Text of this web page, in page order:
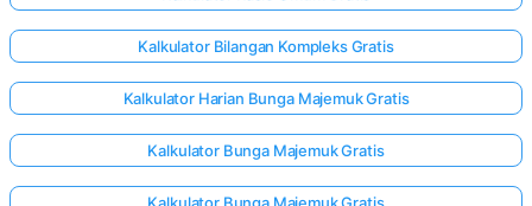
Kalkulator Bilangan Kompleks Gratis
Kalkulator Harian Bunga Majemuk Gratis
Kalkulator Bunga Majemuk Gratis
Kalkulator Bunga Majemuk Gratis